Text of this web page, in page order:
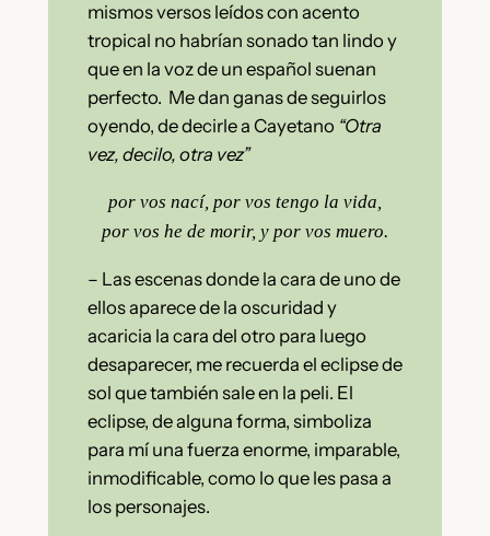
mismos versos leídos con acento
tropical no habrían sonado tan lindo y
que en la voz de un español suenan
perfecto. Me dan ganas de seguirlos
oyendo, de decirle a Cayetano “Otra
vez, decilo, otra vez”
por vos nací, por vos tengo la vida,
por vos he de morir, y por vos muero.
– Las escenas donde la cara de uno de
ellos aparece de la oscuridad y
acaricia la cara del otro para luego
desaparecer, me recuerda el eclipse de
sol que también sale en la peli. El
eclipse, de alguna forma, simboliza
para mí una fuerza enorme, imparable,
inmodificable, como lo que les pasa a
los personajes.